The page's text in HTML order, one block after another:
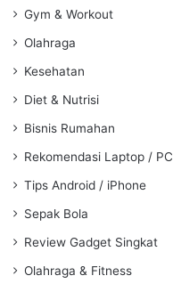
Gym & Workout
Olahraga
Kesehatan
Diet & Nutrisi
Bisnis Rumahan
Rekomendasi Laptop / PC
Tips Android / iPhone
Sepak Bola
Review Gadget Singkat
Olahraga & Fitness